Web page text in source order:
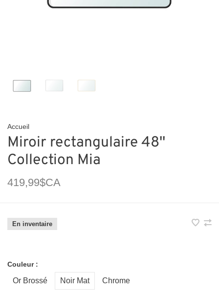
Accueil
Miroir rectangulaire 48''
Collection Mia
419,99$CA
En inventaire
Couleur :
Or Brossé Noir Mat Chrome